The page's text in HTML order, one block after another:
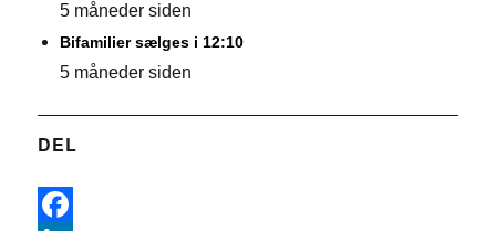
5 måneder siden
Bifamilier sælges i 12:10
5 måneder siden
DEL